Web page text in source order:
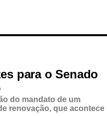
para o Senado
do mandato de um
renovação, que acontece